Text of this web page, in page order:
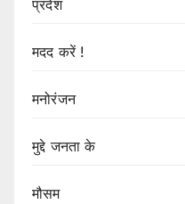
प्रदेश
मदद करें !
मनोरंजन
मुद्दे जनता के
मौसम